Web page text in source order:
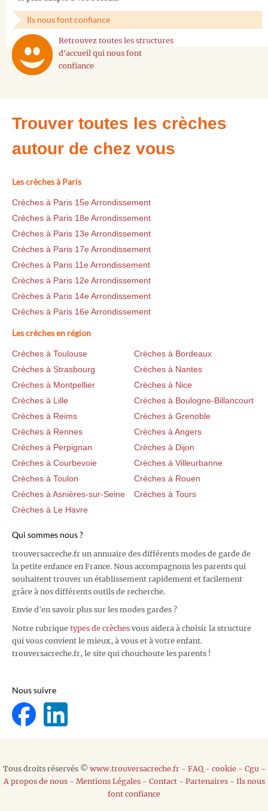
Ils nous font confiance
Retrouvez toutes les structures
d'accueil qui nous font
confiance
Trouver toutes les crèches
autour de chez vous
Les crèches à Paris
Crèches à Paris 15e Arrondissement
Crèches à Paris 18e Arrondissement
Crèches à Paris 13e Arrondissement
Crèches à Paris 17e Arrondissement
Crèches à Paris 11e Arrondissement
Crèches à Paris 12e Arrondissement
Crèches à Paris 14e Arrondissement
Crèches à Paris 16e Arrondissement
Les crèches en région
Crèches à Toulouse
Crèches à Bordeaux
Crèches à Strasbourg
Crèches à Nantes
Crèches à Montpellier
Crèches à Nice
Crèches à Lille
Crèches à Boulogne-Billancourt
Crèches à Reims
Crèches à Grenoble
Crèches à Rennes
Crèches à Angers
Crèches à Perpignan
Crèches à Dijon
Crèches à Courbevoie
Crèches à Villeurbanne
Crèches à Toulon
Crèches à Rouen
Crèches à Asnières-sur-Seine
Crèches à Tours
Crèches à Le Havre
Qui sommes nous ?
trouversacreche.fr un annuaire des différents modes de garde de
la petite enfance en France. Nous accompagnons les parents qui
souhaitent trouver un établissement rapidement et facilement
grâce à nos différents outils de recherche.
Envie d'en savoir plus sur les modes gardes ?
Notre rubrique types de crèches vous aidera à choisir la structure
qui vous convient le mieux, à vous et à votre enfant.
trouversacreche.fr, le site qui chouchoute les parents !
Nous suivre
Tous droits réservés © www.trouversacreche.fr- FAQ- cookie- Cgu-
A propos de nous- Mentions Légales- Contact- Partenaires- Ils nous
font confiance